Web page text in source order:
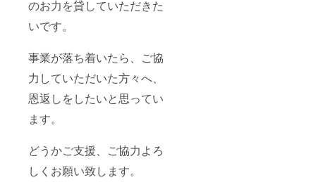
のお力を貸していただきた
いです。
事業が落ち着いたら、ご協
力していただいた方々へ、
恩返しをしたいと思ってい
ます。
どうかご支援、ご協力よろ
しくお願い致します。